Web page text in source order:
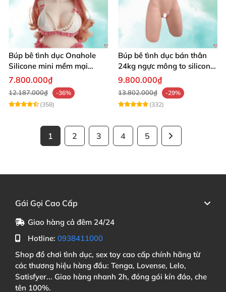
Búp bê tình dục Onahole
Silicone mini mềm mại
54cm
7.800.000₫
12.187.000₫
-36%
(358)
Búp bê tình dục bán thân
24kg ngực mông to silicon y
tế siêu thật
9.800.000₫
13.802.000₫
-29%
(332)
1 2 3 4 5
Gái Gọi Cao Cấp
Giao hàng cả đêm 24/24
Hotline: 0938411000
Shop đồ chơi tình dục, sex toy cao cấp chính hãng từ
các thương hiệu hàng đầu: Tenga, Lovense, Lelo,
Satisfyer... Giao hàng nhanh 2h, đóng gói kín đáo, che
tên 100%.